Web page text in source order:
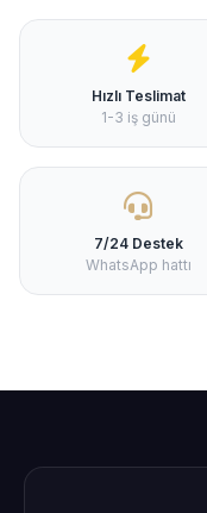
Hızlı Teslimat
1-3 iş günü
7/24 Destek
WhatsApp hattı